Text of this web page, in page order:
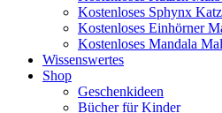
Kostenloses Sphynx
Kostenloses Einhörner
Kostenloses Mandala
Wissenswertes
Shop
Geschenkideen
Bücher für Kinder